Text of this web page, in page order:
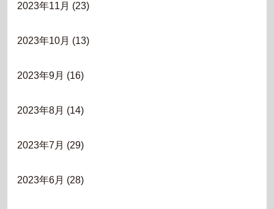
2023年11月 (23)
2023年10月 (13)
2023年9月 (16)
2023年8月 (14)
2023年7月 (29)
2023年6月 (28)